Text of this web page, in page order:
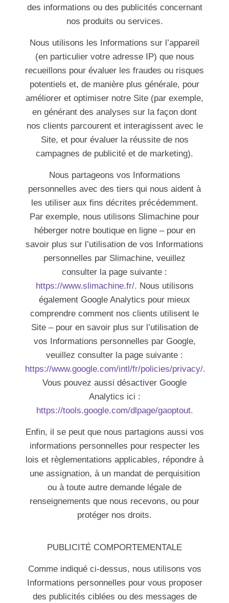
des informations ou des publicités concernant
nos produits ou services.
Nous utilisons les Informations sur l’appareil
(en particulier votre adresse IP) que nous
recueillons pour évaluer les fraudes ou risques
potentiels et, de manière plus générale, pour
améliorer et optimiser notre Site (par exemple,
en générant des analyses sur la façon dont
nos clients parcourent et interagissent avec le
Site, et pour évaluer la réussite de nos
campagnes de publicité et de marketing).
Nous partageons vos Informations
personnelles avec des tiers qui nous aident à
les utiliser aux fins décrites précédemment.
Par exemple, nous utilisons Slimachine pour
héberger notre boutique en ligne – pour en
savoir plus sur l’utilisation de vos Informations
personnelles par Slimachine, veuillez
consulter la page suivante :
https://www.slimachine.fr/. Nous utilisons
également Google Analytics pour mieux
comprendre comment nos clients utilisent le
Site – pour en savoir plus sur l’utilisation de
vos Informations personnelles par Google,
veuillez consulter la page suivante :
https://www.google.com/intl/fr/policies/privacy/.
Vous pouvez aussi désactiver Google
Analytics ici :
https://tools.google.com/dlpage/gaoptout.
Enfin, il se peut que nous partagions aussi vos
informations personnelles pour respecter les
lois et règlementations applicables, répondre à
une assignation, à un mandat de perquisition
ou à toute autre demande légale de
renseignements que nous recevons, ou pour
protéger nos droits.
PUBLICITÉ COMPORTEMENTALE
Comme indiqué ci-dessus, nous utilisons vos
Informations personnelles pour vous proposer
des publicités ciblées ou des messages de